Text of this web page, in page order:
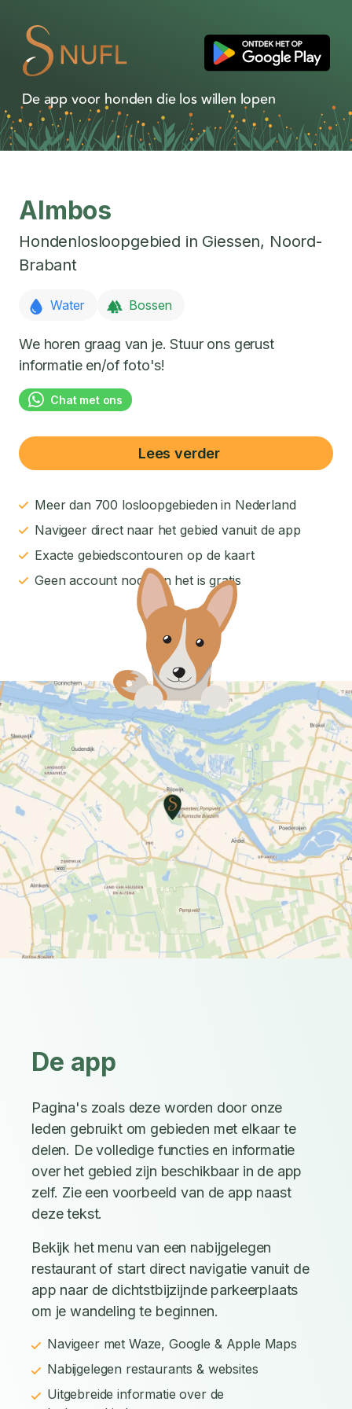
De app voor honden die los willen lopen
Almbos
Hondenlosloopgebied in Giessen, Noord-
Brabant
Water Bossen
We horen graag van je. Stuur ons gerust
informatie en/of foto's!
Chat met ons
Lees verder
Meer dan 700 losloopgebieden in Nederland
Navigeer direct naar het gebied vanuit de app
Exacte gebiedscontouren op de kaart
Geen account nodig en het is gratis
De app
Pagina's zoals deze worden door onze
leden gebruikt om gebieden met elkaar te
delen. De volledige functies en informatie
over het gebied zijn beschikbaar in de app
zelf. Zie een voorbeeld van de app naast
deze tekst.
Bekijk het menu van een nabijgelegen
restaurant of start direct navigatie vanuit de
app naar de dichtstbijzijnde parkeerplaats
om je wandeling te beginnen.
Navigeer met Waze, Google & Apple Maps
Nabijgelegen restaurants & websites
Uitgebreide informatie over de